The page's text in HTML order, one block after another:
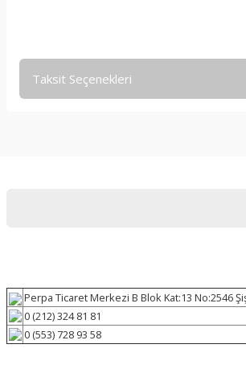
Taksit Seçenekleri
Perpa Ticaret Merkezi B Blok Kat:13 No:2546
0 (212) 324 81 81
0 (553) 728 93 58